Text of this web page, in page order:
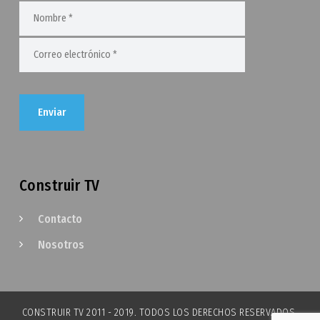
Construir TV
Contacto
Nosotros
CONSTRUIR TV 2011 - 2019. TODOS LOS DERECHOS RESERVADOS.